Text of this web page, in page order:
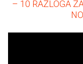
– 10 RAZLOGA